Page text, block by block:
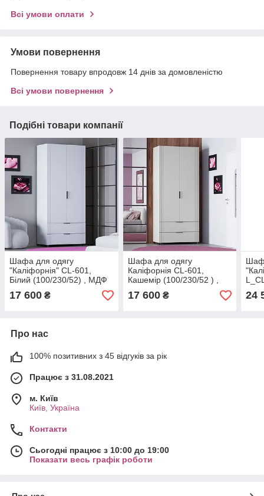
Всі умови оплати
Умови повернення
Повернення товару впродовж 14 днів за домовленістю
Всі умови повернення
Подібні товари компанії
Шафа для одягу
"Каліфорнія" CL-601,
Білий (100/230/52) , МДФ
17 600 ₴
Шафа для одягу
Каліфорнія CL-601,
Кашемір (100/230/52 ) ,
МДФ
17 600₴ 24
Про нас
100% позитивних з 45 відгуків за рік
Працює з 31.08.2021
м. Київ
Київ, Україна
Контакти
Сьогодні працює з 10:00 до 19:00
Показати весь графік роботи